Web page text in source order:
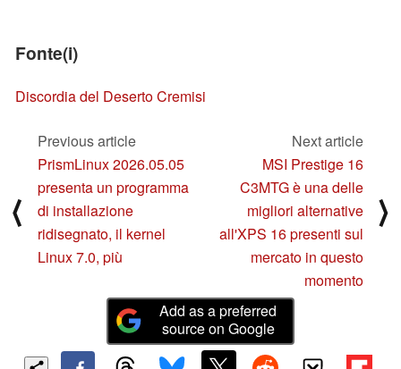
Fonte(i)
Discordia del Deserto Cremisi
⟨
Previous article
PrismLinux 2026.05.05
presenta un programma
di installazione
ridisegnato, il kernel
Linux 7.0, più
Next article
MSI Prestige 16
C3MTG è una delle
migliori alternative
all'XPS 16 presenti sul
mercato in questo
momento
⟩
Add as a preferred
source on Google